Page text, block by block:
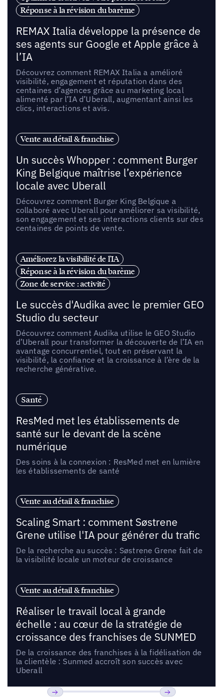
Réponse à la révision du barème
REMAX Italia développe la présence de
ses agents sur Google et Apple grâce à
l’IA
Découvrez comment REMAX Italia a amélioré
visibilité, engagement et réputation dans des
centaines d’agences grâce au marketing local
alimenté par l’IA d’Uberall, augmentant ainsi les
clics, interactions et avis.
Vente au détail & franchise
Un succès Whopper : comment Burger
King Belgique maîtrise l’expérience
locale avec Uberall
Découvrez comment Burger King Belgique a
collaboré avec Uberall pour améliorer sa visibilité,
son engagement et ses interactions clients sur des
centaines de points de vente.
Améliorez la visibilité de l'IA
Réponse à la révision du barème
Zone de service : activité
Le succès d'Audika avec le premier GEO
Studio du secteur
Découvrez comment Audika utilise le GEO Studio
d’Uberall pour transformer la découverte de l’IA en
avantage concurrentiel, tout en préservant la
visibilité, la confiance et la croissance à l’ère de la
recherche générative.
Santé
ResMed met les établissements de
santé sur le devant de la scène
numérique
Des soins à la connexion : ResMed met en lumière
les établissements de santé
Vente au détail & franchise
Scaling Smart : comment Søstrene
Grene utilise l'IA pour générer du trafic
De la recherche au succès : Søstrene Grene fait de
la visibilité locale un moteur de croissance
Vente au détail & franchise
Réaliser le travail local à grande
échelle : au cœur de la stratégie de
croissance des franchises de SUNMED
De la croissance des franchises à la fidélisation de
la clientèle : Sunmed accroît son succès avec
Uberall